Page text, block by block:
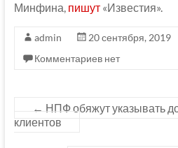
Минфина, пишут«Известия».
admin 20 сентября, 2019
Комментариев нет
← НПФ обяжут указывать
клиентов